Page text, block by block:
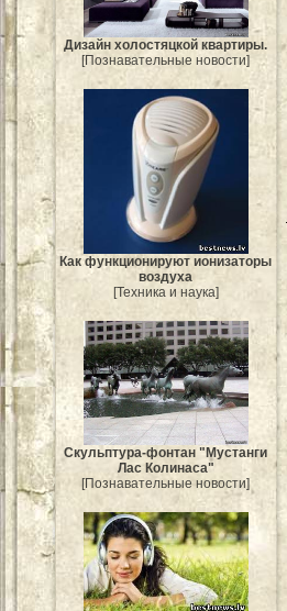
Дизайн холостяцкой квартиры.
[Познавательные новости]
Как функционируют ионизаторы
воздуха
[Техника и наука]
Скульптура-фонтан "Мустанги
Лас Колинаса"
[Познавательные новости]